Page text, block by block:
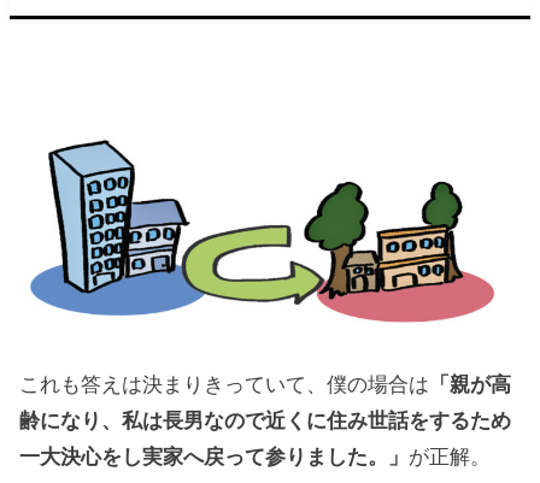
これも答えは決まりきっていて、僕の場合は 「親が高
齢になり、私は長男なので近くに住み世話をするため
一大決心をし実家へ戻って参りました。」 が正解。